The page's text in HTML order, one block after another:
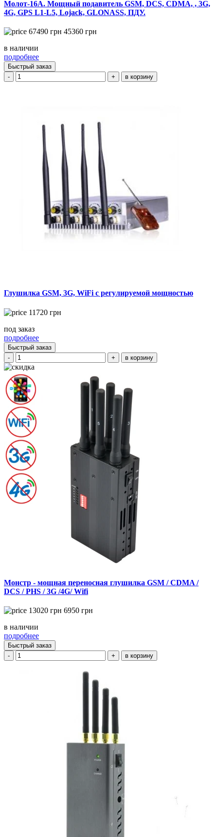
Молот-16А. Мощный подавитель GSM, DCS, CDMA, , 3G,
4G, GPS L1-L5, Lojack, GLONASS, ПДУ.
67490 грн 45360 грн
в наличии
подробнее
Быстрый заказ
-
+ в корзину
Глушилка GSM, 3G, WiFi с регулируемой мощностью
11720 грн
под заказ
подробнее
Быстрый заказ
-
+ в корзину
Монстр - мощная переносная глушилка GSM / CDMA /
DCS / PHS / 3G /4G/ Wifi
13020 грн 6950 грн
в наличии
подробнее
Быстрый заказ
-
+ в корзину